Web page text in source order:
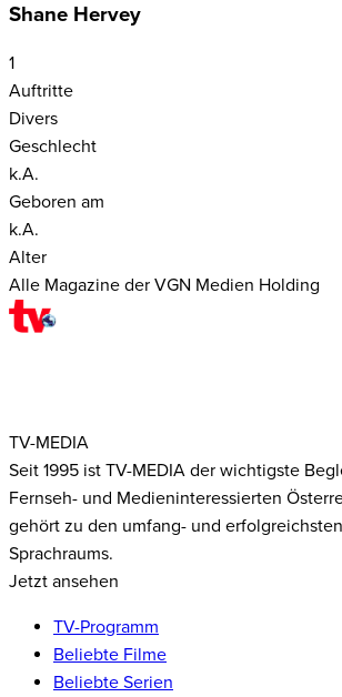
Shane Hervey
1
Auftritte
Divers
Geschlecht
k.A.
Geboren am
k.A.
Alter
Alle Magazine der VGN Medien Holding
TV-MEDIA
Seit 1995 ist TV-MEDIA der wichtigste
Fernseh- und Medieninteressierten
gehört zu den umfang- und
Sprachraums.
Jetzt ansehen
TV-Programm
Beliebte Filme
Beliebte Serien